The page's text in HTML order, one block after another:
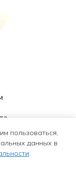
-37%
пользоваться,
данных в
.